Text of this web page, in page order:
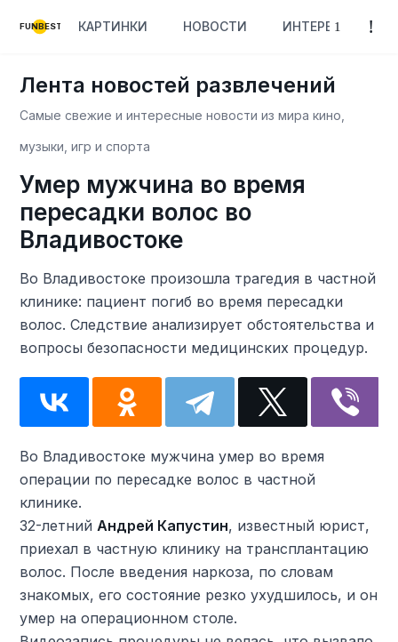
FUNBEST КАРТИНКИ НОВОСТИ ИНТЕРЕСНОЕ
Лента новостей развлечений
Самые свежие и интересные новости из мира кино,
музыки, игр и спорта
Умер мужчина во время
пересадки волос во
Владивостоке
Во Владивостоке произошла трагедия в частной
клинике: пациент погиб во время пересадки
волос. Следствие анализирует обстоятельства и
вопросы безопасности медицинских процедур.
Во Владивостоке мужчина умер во время
операции по пересадке волос в частной
клинике.
32-летнийАндрей Капустин, известный юрист,
приехал в частную клинику на трансплантацию
волос. После введения наркоза, по словам
знакомых, его состояние резко ухудшилось, и он
умер на операционном столе.